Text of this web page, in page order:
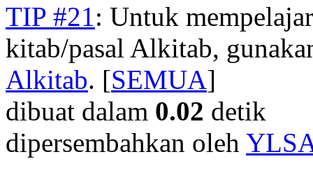
TIP #21: Untuk
kitab/pasal Alkitab,
Alkitab. [SEMUA]
dibuat dalam 0.02 detik
dipersembahkan oleh